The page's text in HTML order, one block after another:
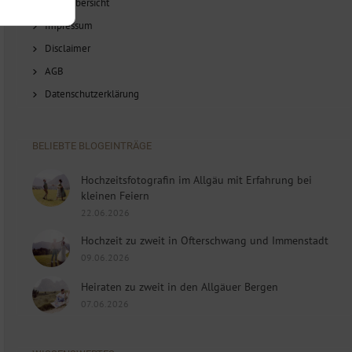
Blog-Übersicht
Impressum
Disclaimer
AGB
Datenschutzerklärung
BELIEBTE BLOGEINTRÄGE
Hochzeitsfotografin im Allgäu mit Erfahrung bei
kleinen Feiern
22.06.2026
Hochzeit zu zweit in Ofterschwang und Immenstadt
09.06.2026
Heiraten zu zweit in den Allgäuer Bergen
07.06.2026